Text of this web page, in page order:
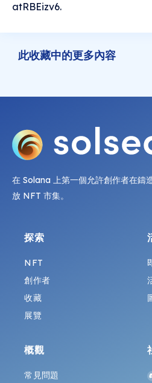
atRBEizv6.
此收藏中的更多內容
在 Solana 上第一個允許創作者在鑄
放 NFT 市集。
探索
NFT
創作者
收藏
展覽
概觀
常見問題